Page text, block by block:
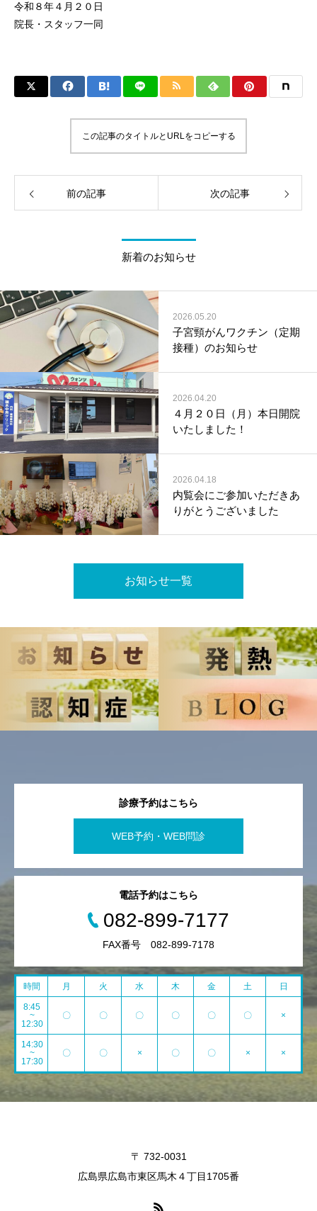
令和８年４月２０日
院長・スタッフ一同
この記事のタイトルとURLをコピーする
前の記事 次の記事
新着のお知らせ
2026.05.20
子宮頸がんワクチン（定期
接種）のお知らせ
2026.04.20
４月２０日（月）本日開院
いたしました！
2026.04.18
内覧会にご参加いただきあ
りがとうございました
お知らせ一覧
診療予約はこちら
WEB予約・WEB問診
電話予約はこちら
082-899-7177
FAX番号 082-899-7178
時間 月 火 水 木 金 土 日
8:45
~
12:30
〇 〇 〇 〇 〇 〇 ×
14:30
~
17:30
〇 〇 × 〇 〇 × ×
〒 732-0031
広島県広島市東区馬木４丁目1705番